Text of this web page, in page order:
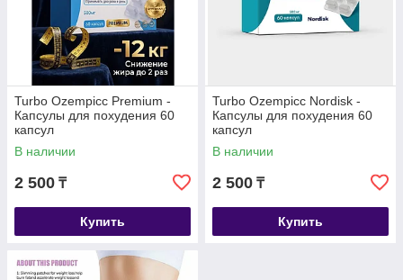
Turbo Ozempicс Premium -
Капсулы для похудения 60
капсул
В наличии
2 500 ₸
Купить
Turbo Ozempicc Nordisk -
Капсулы для похудения 60
капсул
В наличии
2 500 ₸
Купить